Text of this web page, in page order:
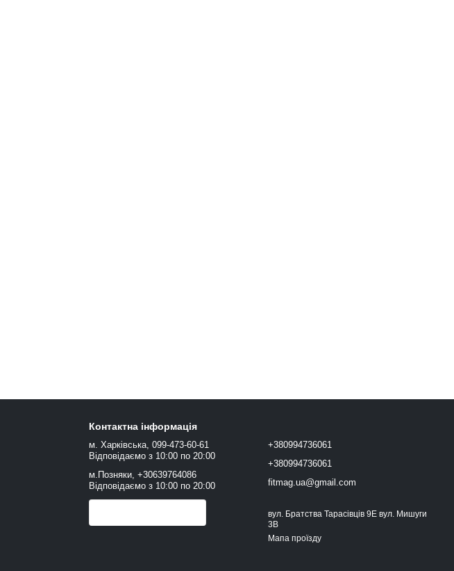
Контактна інформація
м. Харківська, 099-473-60-61
Відповідаємо з 10:00 по 20:00
м.Позняки, +30639764086
Відповідаємо з 10:00 по 20:00
+380994736061
+380994736061
fitmag.ua@gmail.com
вул. Братства Тарасівців 9Е вул. Мишуги
3В
Мапа проїзду